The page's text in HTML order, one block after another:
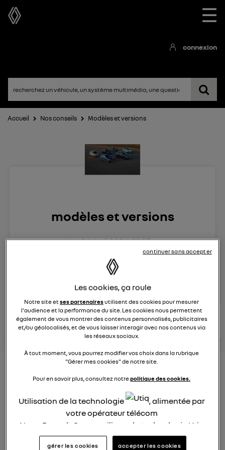
☰
connexion
Accueil Nos conseils Modèles et versions
modèles et versions
Le8 juin 2023à13:15
RENAULT
conseils Renault
consultez les
conseils
similaires
voir tous les
conseils
Elsa32
26 janvier 2022à 13:26
Les cookies, ça roule
Notre site etses partenairesutilisent des cookies pour mesurer
l'audience et la performance du site. Les cookies nous permettent
également de vous montrer des contenus personnalisés, publicitaires
et/ou géolocalisés, et de vous laisser interagir avec nos contenus via
les réseaux sociaux.
À tout moment, vous pourrez modifier vos choix dans la rubrique
"Gérer mes cookies" de notre site.
Pour en savoir plus, consultez notrepolitique des cookies.
Utilisation de la technologie
, alimentée par
votre opérateur télécom
Nous, Renault Group, utilisons la technologie Utiq
pour nos activités digitales (telles que décrites
gérer les cookies accepter les cookies
continuer sans accepter